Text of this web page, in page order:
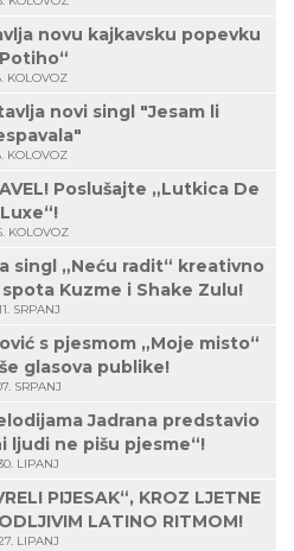
novu kajkavsku popevku
KOLOVOZ
novi singl "Jesam li
KOLOVOZ
Poslušajte „Lutkica De
Luxe“!
KOLOVOZ
singl „Neću radit“ kreativno
Kuzme i Shake Zulu!
SRPANJ
s pjesmom „Moje misto“
glasova publike!
SRPANJ
Jadrana predstavio
ljudi ne pišu pjesme“!
LIPANJ
PIJESAK“, KROZ LJETNE
LATINO RITMOM!
LIPANJ